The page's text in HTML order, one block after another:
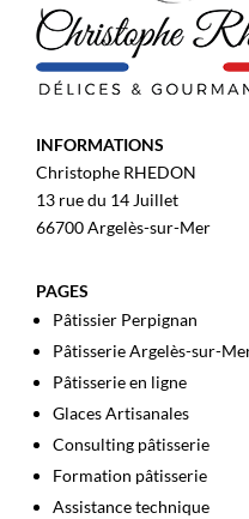
INFORMATIONS
Christophe RHEDON
13 rue du 14 Juillet
66700 Argelès-sur-Mer
PAGES
Pâtissier Perpignan
Pâtisserie Argelès-sur-
Pâtisserie en ligne
Glaces Artisanales
Consulting pâtisserie
Formation pâtisserie
Assistance technique